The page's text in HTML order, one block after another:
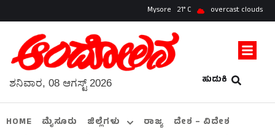
Mysore 21 overcast clouds
ಹುಡುಕಿ
ಶನಿವಾರ, 08 ಆಗಸ್ಟ್ 2026
HOME ಮೈಸೂರು ಜಿಲ್ಲೆಗಳು ರಾಜ್ಯ
ದೇಶ – ವಿದೇಶ